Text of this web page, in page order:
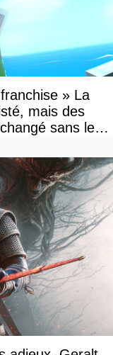
» La
mais des
sans le